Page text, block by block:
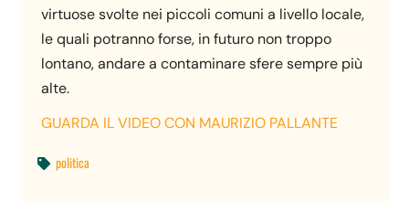
virtuose svolte nei piccoli comuni a livello locale,
le quali potranno forse, in futuro non troppo
lontano, andare a contaminare sfere sempre più
alte.
GUARDA IL VIDEO CON MAURIZIO PALLANTE
 politica